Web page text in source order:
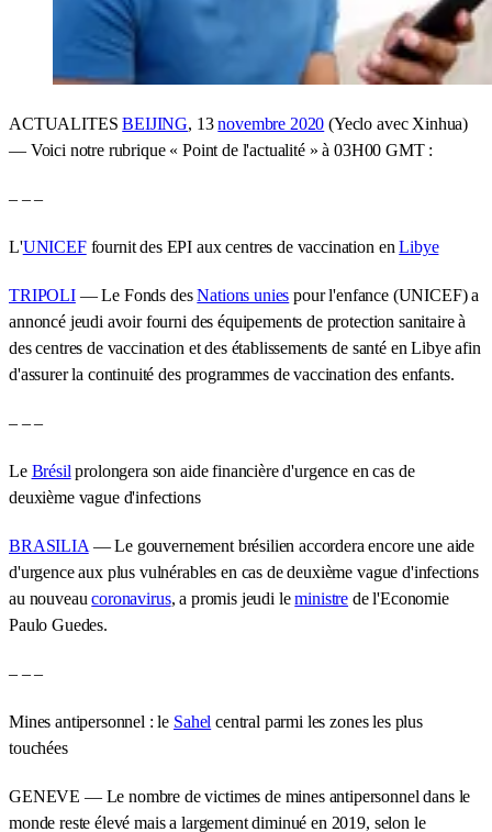
ACTUALITESBEIJING, 13novembre 2020 (Yeclo avec Xinhua)
— Voici notre rubrique « Point de l'actualité » à 03H00 GMT :
– – –
L'UNICEFfournit des EPI aux centres de vaccination enLibye
TRIPOLI— Le Fonds desNations unies pour l'enfance (UNICEF) a
annoncé jeudi avoir fourni des équipements de protection sanitaire à
des centres de vaccination et des établissements de santé en Libye afin
d'assurer la continuité des programmes de vaccination des enfants.
– – –
Le Brésil prolongera son aide financière d'urgence en cas de
deuxième vague d'infections
BRASILIA — Le gouvernement brésilien accordera encore une aide
d'urgence aux plus vulnérables en cas de deuxième vague d'infections
au nouveaucoronavirus, a promis jeudi leministre de l'Economie
Paulo Guedes.
– – –
Mines antipersonnel : le Sahel central parmi les zones les plus
touchées
GENEVE — Le nombre de victimes de mines antipersonnel dans le
monde reste élevé mais a largement diminué en 2019, selon le